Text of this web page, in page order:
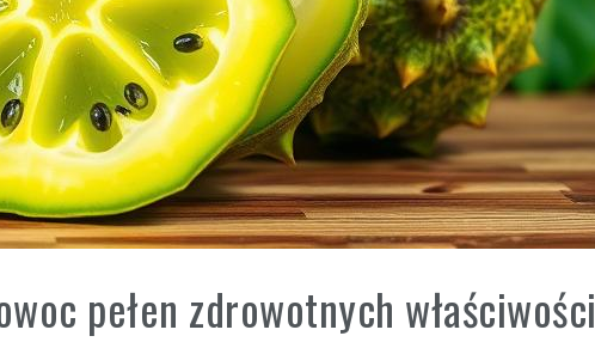
pełen zdrowotnych właściwości